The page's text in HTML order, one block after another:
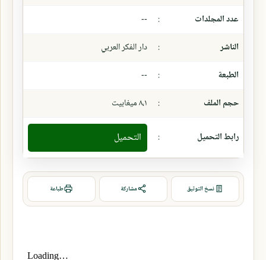
عدد المجلدات
:
--
الناشر
:
دار الفكر العربي
الطبعة
:
--
حجم الملف
: ٨،١ ميغابيت
رابط التحميل : التحميل
نسخ التوثيق مشاركة طباعة